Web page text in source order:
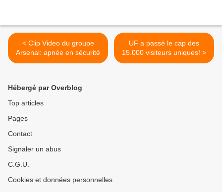
< Clip Video du groupe
Arsenal: apnée en sécurité
UF a passé le cap des
15.000 visiteurs uniques! >
Hébergé par Overblog
Top articles
Pages
Contact
Signaler un abus
C.G.U.
Cookies et données personnelles